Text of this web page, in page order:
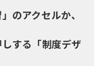
のアクセルか、
する「制度デザ